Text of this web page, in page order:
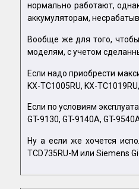
нормально работают,
аккумуляторам,
Вообще же для того,
моделям, с учетом
Если надо приобрести
KX-TC1005RU, KX-
Если по условиям
GT-9130, GT-9140A, GT-
Ну а если же хочется
TCD735RU-M или Siemens